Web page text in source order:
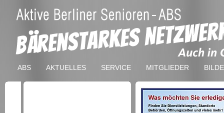
ABS AKTUELLES SERVICE MITGLIEDER